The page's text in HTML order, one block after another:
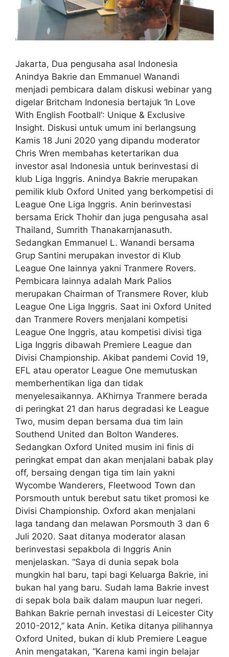
Jakarta, Dua pengusaha asal Indonesia
Anindya Bakrie dan Emmanuel Wanandi
menjadi pembicara dalam diskusi webinar yang
digelar Britcham Indonesia bertajuk ‘In Love
With English Football‘: Unique & Exclusive
Insight. Diskusi untuk umum ini berlangsung
Kamis 18 Juni 2020 yang dipandu moderator
Chris Wren membahas ketertarikan dua
investor asal Indonesia untuk berinvestasi di
klub Liga Inggris. Anindya Bakrie merupakan
pemilik klub Oxford United yang berkompetisi di
League One Liga Inggris. Anin berinvestasi
bersama Erick Thohir dan juga pengusaha asal
Thailand, Sumrith Thanakarnjanasuth.
Sedangkan Emmanuel L. Wanandi bersama
Grup Santini merupakan investor di Klub
League One lainnya yakni Tranmere Rovers.
Pembicara lainnya adalah Mark Palios
merupakan Chairman of Transmere Rover, klub
League One Liga Inggris. Saat ini Oxford United
dan Tranmere Rovers menjalani kompetisi
League One Inggris, atau kompetisi divisi tiga
Liga Inggris dibawah Premiere League dan
Divisi Championship. Akibat pandemi Covid 19,
EFL atau operator League One memutuskan
memberhentikan liga dan tidak
menyelesaikannya. AKhirnya Tranmere berada
di peringkat 21 dan harus degradasi ke League
Two, musim depan bersama dua tim lain
Southend United dan Bolton Wanderes.
Sedangkan Oxford United musim ini finis di
peringkat empat dan akan menjalani babak play
off, bersaing dengan tiga tim lain yakni
Wycombe Wanderers, Fleetwood Town dan
Porsmouth untuk berebut satu tiket promosi ke
Divisi Championship. Oxford akan menjalani
laga tandang dan melawan Porsmouth 3 dan 6
Juli 2020. Saat ditanya moderator alasan
berinvestasi sepakbola di Inggris Anin
menjelaskan. “Saya di dunia sepak bola
mungkin hal baru, tapi bagi Keluarga Bakrie, ini
bukan hal yang baru. Sudah lama Bakrie invest
di sepak bola baik dalam maupun luar negeri.
Bahkan Bakrie pernah investasi di Leicester City
2010-2012,” kata Anin. Ketika ditanya pilihannya
Oxford United, bukan di klub Premiere League
Anin mengatakan, “Karena kami ingin belajar